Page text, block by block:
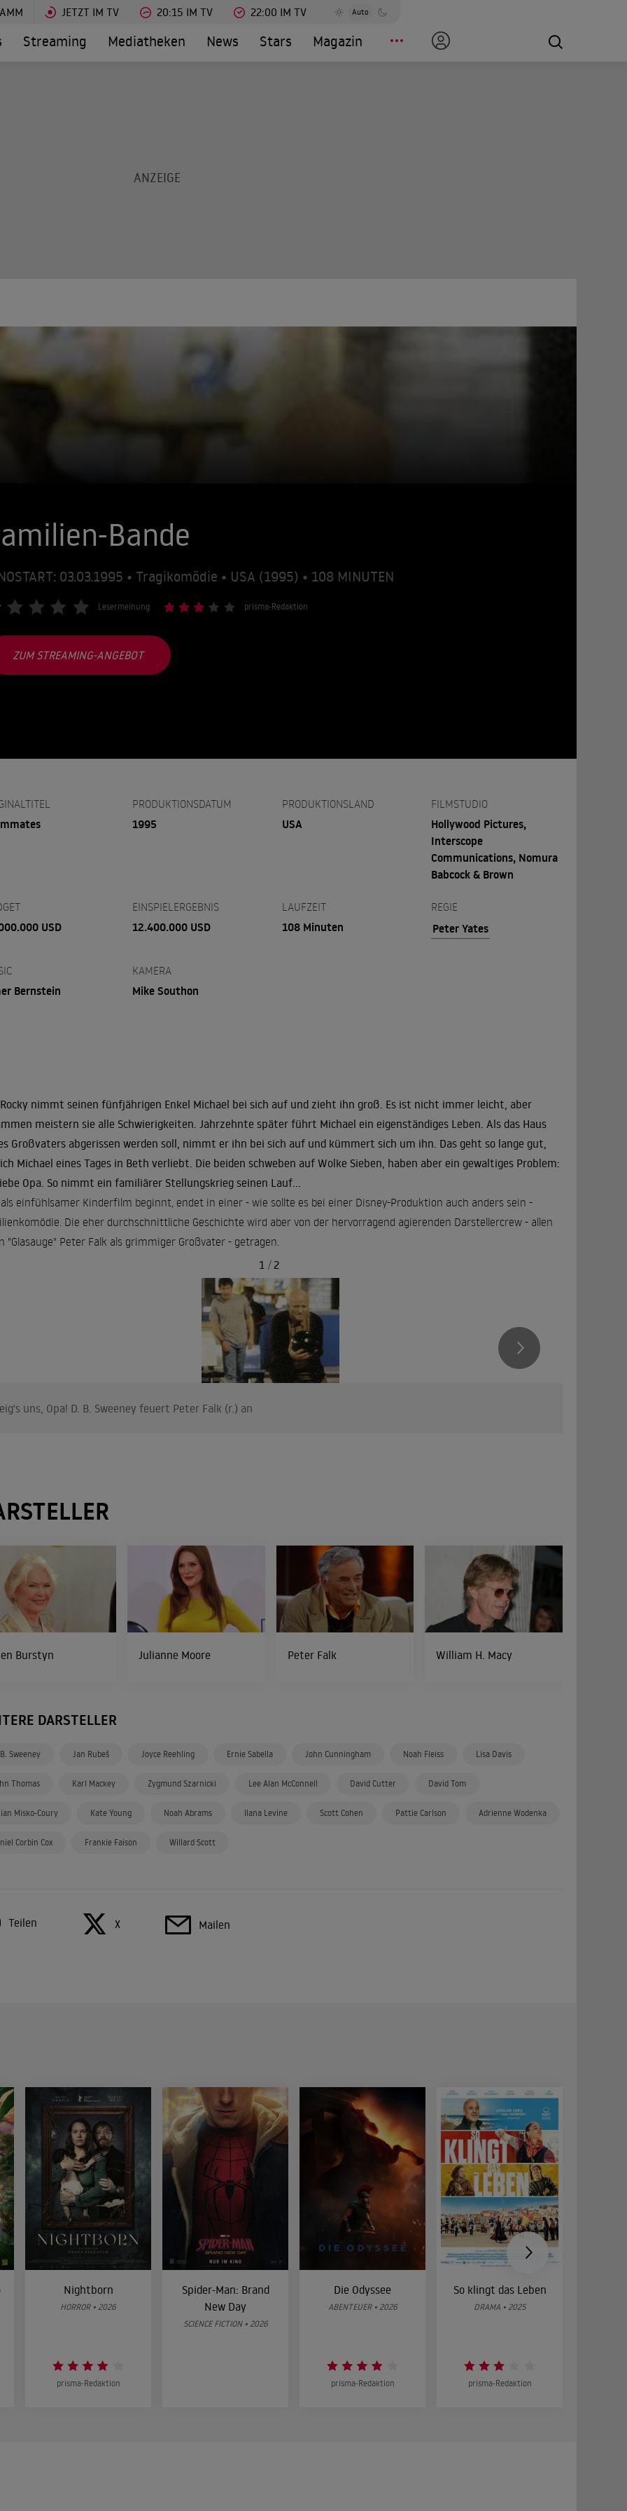
JETZT IM TV 20:15 IM TV 22:00 IM TV Auto
Streaming Mediatheken News Stars Magazin
Bande
03.03.1995 • Tragikomödie • USA (1995) • 108 MINUTEN
Lesermeinung prisma-Redaktion
ZUM STREAMING-ANGEBOT
PRODUKTIONSDATUM
1995
PRODUKTIONSLAND
USA
FILMSTUDIO
Hollywood Pictures,
Interscope
Communications, Nomura
Babcock & Brown
USD
EINSPIELERGEBNIS
12.400.000 USD
LAUFZEIT
108 Minuten
REGIE
Peter Yates
Bernstein
KAMERA
Mike Southon
nimmt seinen fünfjährigen Enkel Michael bei sich auf und zieht ihn groß. Es ist nicht immer leicht, aber
meistern sie alle Schwierigkeiten. Jahrzehnte später führt Michael ein eigenständiges Leben. Als das Haus
Großvaters abgerissen werden soll, nimmt er ihn bei sich auf und kümmert sich um ihn. Das geht so lange gut,
Michael eines Tages in Beth verliebt. Die beiden schweben auf Wolke Sieben, haben aber ein gewaltiges Problem:
Opa. So nimmt ein familiärer Stellungskrieg seinen Lauf...
einfühlsamer Kinderfilm beginnt, endet in einer - wie sollte es bei einer Disney-Produktion auch anders sein -
Die eher durchschnittliche Geschichte wird aber von der hervorragend agierenden Darstellercrew - allen
"Glasauge" Peter Falk als grimmiger Großvater - getragen.
uns, Opa! D. B. Sweeney feuert Peter Falk (r.) an
1 / 2
Burstyn Julianne Moore Peter Falk William H. Macy
DARSTELLER
Sweeney Jan Rubeš Joyce Reehling Ernie Sabella John Cunningham Noah Fleiss Lisa Davis
Thomas Karl Mackey Zygmund Szarnicki Lee Alan McConnell David Cutter David Tom
Misko-Coury Kate Young Noah Abrams Ilana Levine Scott Cohen Pattie Carlson Adrienne Wodenka
Corbin Cox Frankie Faison Willard Scott
Teilen X Mailen
Nightborn
HORROR • 2026
prisma-Redaktion
Spider-Man: Brand
New Day
SCIENCE FICTION • 2026
Die Odyssee
ABENTEUER • 2026
prisma-Redaktion
So klingt das Leben
DRAMA • 2025
prisma-Redaktion